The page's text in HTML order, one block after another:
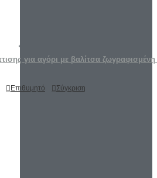
για αγόρι με βαλίτσα
Επιθυμητό Σύγκριση